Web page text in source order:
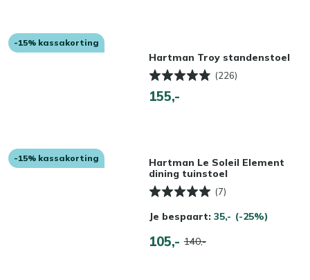
-15% kassakorting
Hartman Troy standenstoel
(226)
155,-
-15% kassakorting
Hartman Le Soleil Element
dining tuinstoel
(7)
Je bespaart: 35,- (-25%)
105,- 140,-